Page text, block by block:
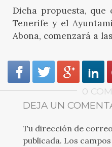
Dicha propuesta, que
Tenerife y el
Abona, comenzará a
0
DEJA UN
Tu dirección de
publicada. Los